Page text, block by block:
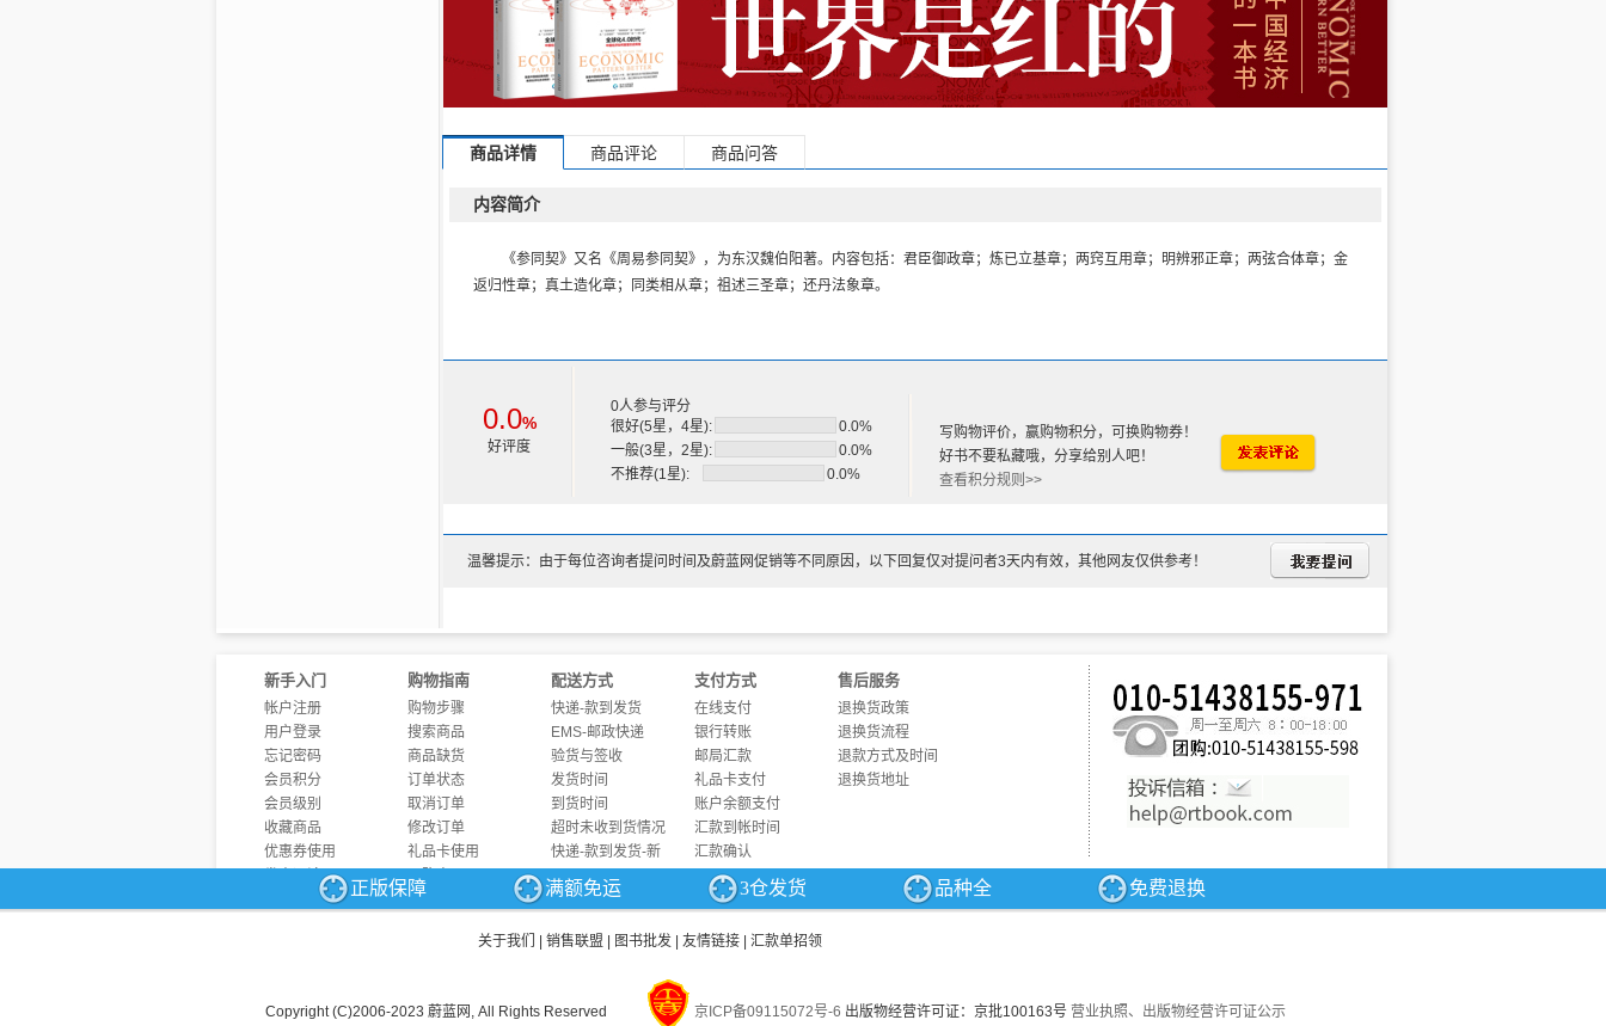
商品详情 商品评论 商品问答
内容简介
《参同契》又名《周易参同契》，为东汉魏伯阳著。内容包括：君臣御政章；炼已立基章；两窍互用章；明辨邪正章；两弦合体章；金
返归性章；真土造化章；同类相从章；祖述三圣章；还丹法象章。
0.0%
好评度
0人参与评分
很好(5星，4星):
0.0%
一般(3星，2星):
0.0%
不推荐(1星):
0.0%
写购物评价，赢购物积分，可换购物券！
好书不要私藏哦，分享给别人吧！
查看积分规则>>
温馨提示：由于每位咨询者提问时间及蔚蓝网促销等不同原因，以下回复仅对提问者3天内有效，其他网友仅供参考！
新手入门
帐户注册
用户登录
忘记密码
会员积分
会员级别
收藏商品
优惠券使用
商品问答
购物指南
购物步骤
搜索商品
商品缺货
订单状态
取消订单
修改订单
礼品卡使用
团购商品
发票制度
配送方式
快递-款到发货
EMS-邮政快递
验货与签收
发货时间
到货时间
超时未收到货情况
快递-款到发货-新
支付方式
在线支付
银行转账
邮局汇款
礼品卡支付
账户余额支付
汇款到帐时间
汇款确认
售后服务
退换货政策
退换货流程
退款方式及时间
退换货地址
正版保障 满额免运 3仓发货 品种全 免费退换
关于我们 销售联盟 图书批发 友情链接 汇款单招领
Copyright (C)2006-2023 蔚蓝网, All Rights Reserved 京ICP备09115072号-6 出版物经营许可证：京批100163号 营业执照、出版物经营许可证公示